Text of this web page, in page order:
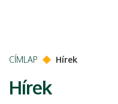
CÍMLAP Hírek
Hírek